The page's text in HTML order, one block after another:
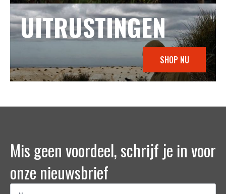
UITRUSTINGEN
SHOP NU
Mis geen voordeel, schrijf je in voor
onze nieuwsbrief
Naam